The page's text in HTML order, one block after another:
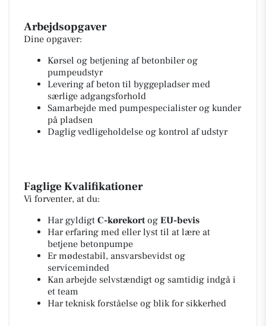
Arbejdsopgaver
Dine opgaver:
Kørsel og betjening af betonbiler og
pumpeudstyr
Levering af beton til byggepladser med
særlige adgangsforhold
Samarbejde med pumpespecialister og kunder
på pladsen
Daglig vedligeholdelse og kontrol af udstyr
Faglige Kvalifikationer
Vi forventer, at du:
Har gyldigt C-kørekortog EU-bevis
Har erfaring med eller lyst til at lære at
betjene betonpumpe
Er mødestabil, ansvarsbevidst og
serviceminded
Kan arbejde selvstændigt og samtidig indgå i
et team
Har teknisk forståelse og blik for sikkerhed